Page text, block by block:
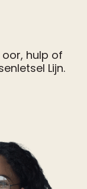
hulp of
Lijn.